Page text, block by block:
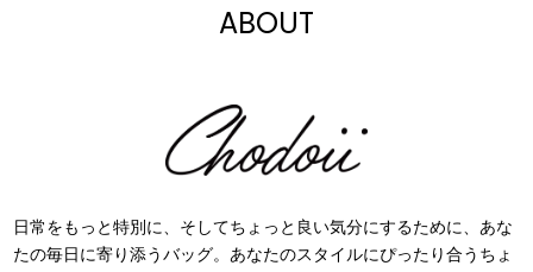
ABOUT
⽇常をもっと特別に、そしてちょっと良い気分にするために、あな
たの毎⽇に寄り添うバッグ。あなたのスタイルにぴったり合うちょ